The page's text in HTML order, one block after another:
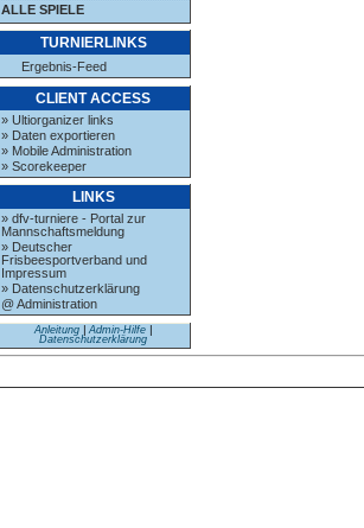
ALLE SPIELE
TURNIERLINKS
Ergebnis-Feed
CLIENT ACCESS
» Ultiorganizer links
» Daten exportieren
» Mobile Administration
» Scorekeeper
LINKS
» dfv-turniere - Portal zur
Mannschaftsmeldung
» Deutscher
Frisbeesportverband und
Impressum
» Datenschutzerklärung
@ Administration
Anleitung| Admin-Hilfe|
Datenschutzerklärung